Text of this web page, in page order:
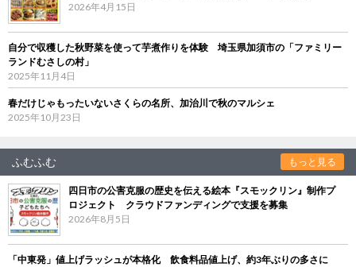
2026年4月15日
自分で収穫した秋野菜を使って芋煮作りを体験 埼玉県加須市の「ファミリー
ランドむさしの村」
2025年11月4日
春だけじゃもったいないさくらの名所、加治川で秋のマルシェ
2025年10月23日
ふむふむ もっと見る
四日市の公害克服の歴史を伝える絵本『スモックリン』制作プ
ロジェクト クラウドファンディングで支援を募集
2026年8月5日
「中東発」値上げラッシュが本格化 飲食料品値上げ、約3年ぶりの多さに